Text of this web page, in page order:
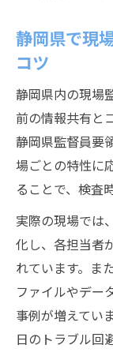
静岡県で現
コツ
静岡県内の現場
前の情報共有と
静岡県監督員要
場ごとの特性に
ることで、検査
実際の現場では
化し、各担当者
れています。ま
ファイルやデー
事例が増えてい
日のトラブル回